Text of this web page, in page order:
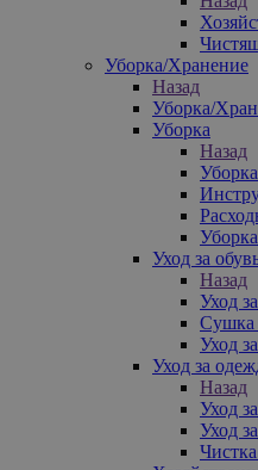
Уборка/Хранение
Назад
Уборка/
Уборка
Назад
Уборка
Уход за
Назад
Уход
Сушка
Уход
Уход за
Назад
Уход
Уход